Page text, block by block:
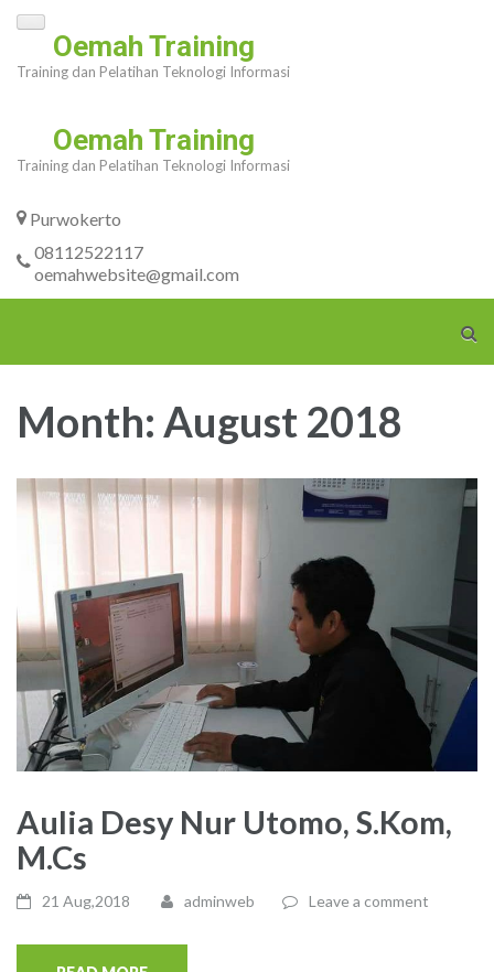
Skip
content
Enter)
Oemah Training
Training dan Pelatihan Teknologi Informasi
Oemah Training
Training dan Pelatihan Teknologi Informasi
Purwokerto
08112522117
oemahwebsite@gmail.com
Month: August 2018
Aulia Desy Nur Utomo, S.Kom,
M.Cs
21 Aug,2018 adminweb Leave a comment